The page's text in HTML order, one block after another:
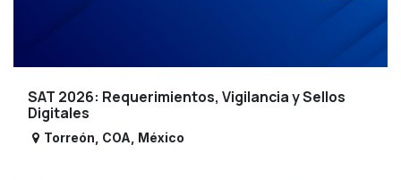
SAT 2026: Requerimientos, Vigilancia y Sellos
Digitales
Torreón COA México